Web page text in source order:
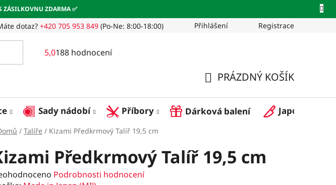
ZÁSILKOVNU ZDARMA ✅
dotaz? +420 705 953 849 (Po-Ne: 8:00-18:00) Pro restaurace
Přihlášení Registrace
5,0Průměrné
5,0
z
5
hvězdiček.
188 hodnocení
KOŠÍK
PRÁZDNÝ KOŠÍK
Sady nádobí Příbory Dárková balení Japonské
/ Talíře / Kizami Předkrmový Talíř 19,5 cm
Předkrmový Talíř 19,5 cm
Podrobnosti hodnocení